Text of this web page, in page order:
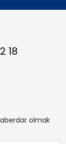
18
olmak